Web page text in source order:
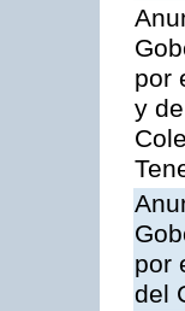
por
y
por
del